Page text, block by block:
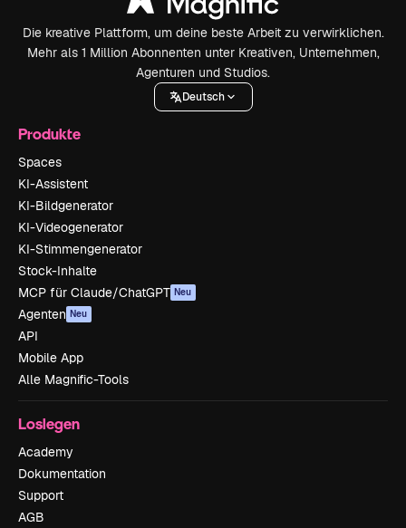
Die kreative Plattform, um deine beste Arbeit zu verwirklichen.
Mehr als 1 Million Abonnenten unter Kreativen, Unternehmen,
Agenturen und Studios.
Deutsch
Produkte
Spaces
KI-Assistent
KI-Bildgenerator
KI-Videogenerator
KI-Stimmengenerator
Stock-Inhalte
MCP für Claude/ChatGPT Neu
Agenten Neu
API
Mobile App
Alle Magnific-Tools
Loslegen
Academy
Dokumentation
Support
AGB